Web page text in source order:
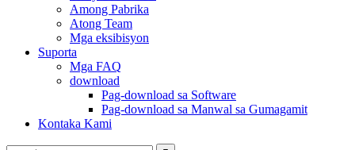
Among Pabrika
Atong Team
Mga eksibisyon
Suporta
Mga FAQ
download
Pag-download sa Software
Pag-download sa Manwal sa Gumagamit
Kontaka Kami